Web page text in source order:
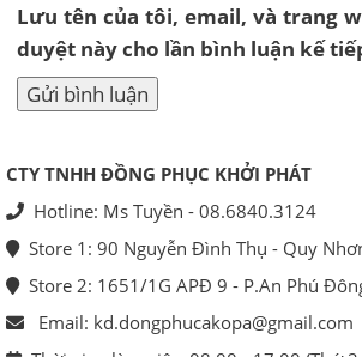
Lưu tên của tôi, email, và trang
duyệt này cho lần bình luận kế
CTY TNHH ĐỒNG PHỤC KHỞI PHÁT
Hotline: Ms Tuyền - 08.6840.3124
Store 1: 90 Nguyễn Đình Thụ - Quy
Store 2: 1651/1G APĐ 9 - P.An Phú
Email: kd.dongphucakopa@gmail.com